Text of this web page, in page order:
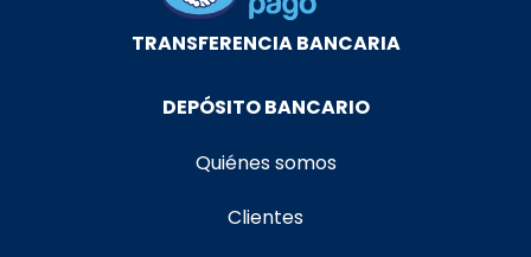
TRANSFERENCIA BANCARIA
DEPÓSITO BANCARIO
Quiénes somos
Clientes